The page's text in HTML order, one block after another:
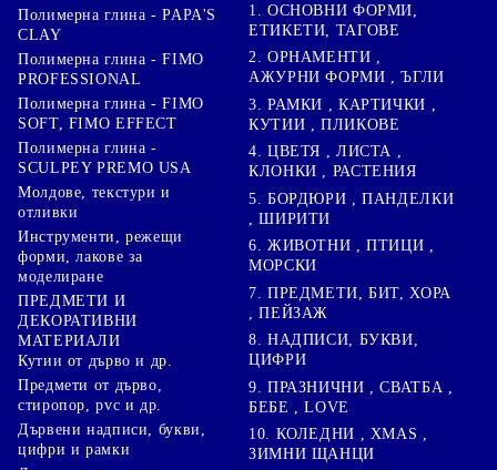
Полимерна глина - PAPA'S
CLAY
Полимерна глина - FIMO
PROFESSIONAL
Полимерна глина - FIMO
SOFT, FIMO EFFECT
Полимерна глина -
SCULPEY PREMO USA
Молдове, текстури и
отливки
Инструменти, режещи
форми, лакове за
моделиране
ПРЕДМЕТИ И
ДЕКОРАТИВНИ
МАТЕРИАЛИ
Кутии от дърво и др.
Предмети от дърво,
стиропор, pvc и др.
Дървени надписи, букви,
цифри и рамки
1. ОСНОВНИ ФОРМИ,
ЕТИКЕТИ, ТАГОВЕ
2. ОРНАМЕНТИ ,
АЖУРНИ ФОРМИ , ЪГЛИ
3. РАМКИ , КАРТИЧКИ ,
КУТИИ , ПЛИКОВЕ
4. ЦВЕТЯ , ЛИСТА ,
КЛОНКИ , РАСТЕНИЯ
5. БОРДЮРИ , ПАНДЕЛКИ
, ШИРИТИ
6. ЖИВОТНИ , ПТИЦИ ,
МОРСКИ
7. ПРЕДМЕТИ, БИТ, ХОРА
, ПЕЙЗАЖ
8. НАДПИСИ, БУКВИ,
ЦИФРИ
9. ПРАЗНИЧНИ , СВАТБА ,
БЕБЕ , LOVE
10. КОЛЕДНИ , XMAS ,
ЗИМНИ ЩАНЦИ